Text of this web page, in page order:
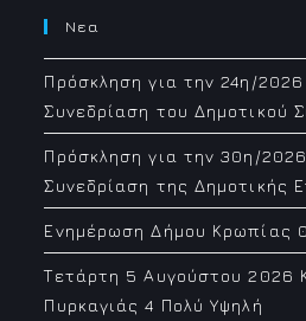
Νεα
Πρόσκληση για την 24η/2026
Συνεδρίαση του Δημοτικού
Πρόσκληση για την 30η/2026
Συνεδρίαση της Δημοτικής
Ενημέρωση Δήμου Κρωπίας
Τετάρτη 5 Αυγούστου 2026
Πυρκαγιάς 4 Πολύ Υψηλή